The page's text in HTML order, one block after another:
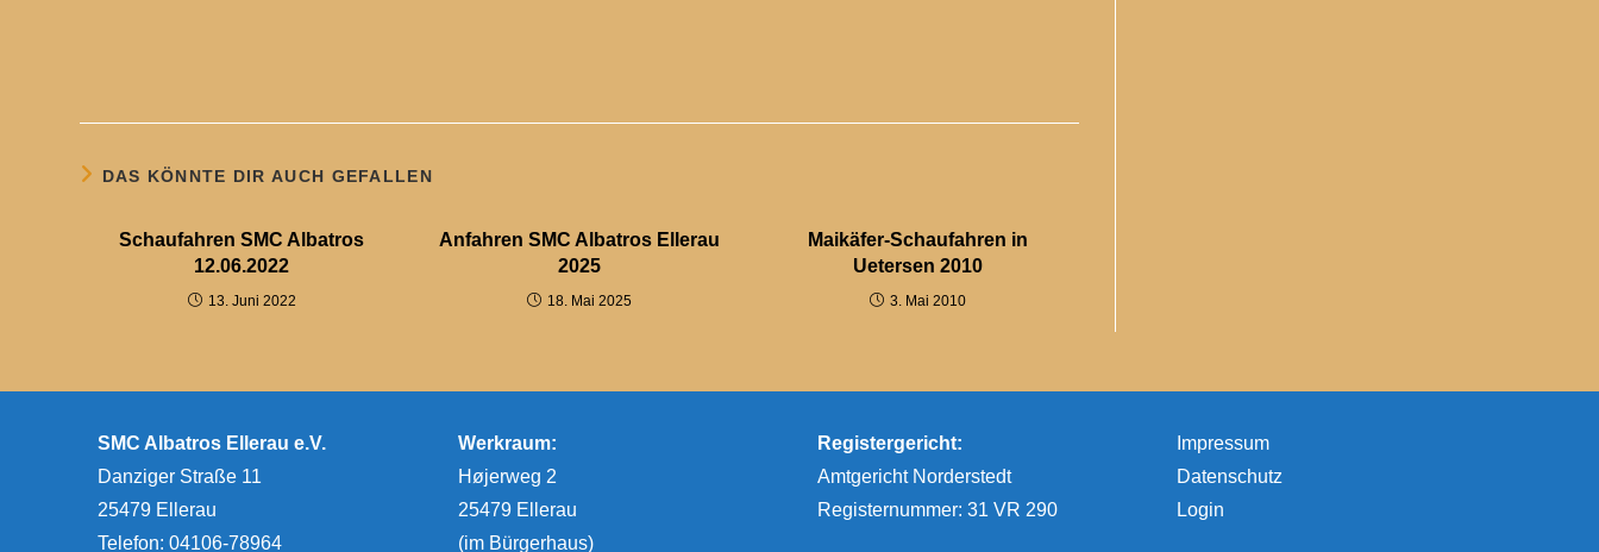
DAS KÖNNTE DIR AUCH GEFALLEN
Schaufahren SMC Albatros
12.06.2022
13. Juni 2022
Anfahren SMC Albatros Ellerau
2025
18. Mai 2025
Maikäfer-Schaufahren in
Uetersen 2010
3. Mai 2010
SMC Albatros Ellerau e.V.
Danziger Straße 11
25479 Ellerau
Telefon: 04106-78964
Werkraum:
Højerweg 2
25479 Ellerau
(im Bürgerhaus)
Registergericht:
Amtgericht Norderstedt
Registernummer: 31 VR 290
Impressum
Datenschutz
Login